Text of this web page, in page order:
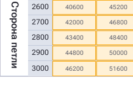
Сторона петли
2600
2700
2800
2900
3000
40600 45200
42000 46800
43400 48400
44800 50000
46200 51600